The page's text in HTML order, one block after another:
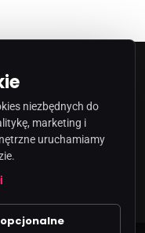
O.O
niezbędnych do
marketing i
uruchamiamy